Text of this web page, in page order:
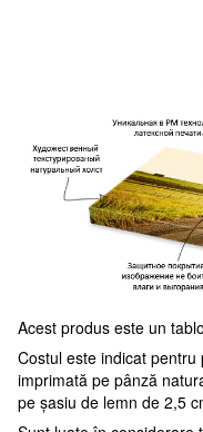
Acest produs este un
Costul este indicat
imprimată pe pânză
pe șasiu de lemn de 2,5